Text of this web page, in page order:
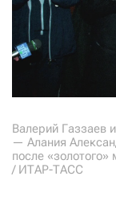
Валерий Газзаев
— Алания
после
/ ИТАР-ТАСС